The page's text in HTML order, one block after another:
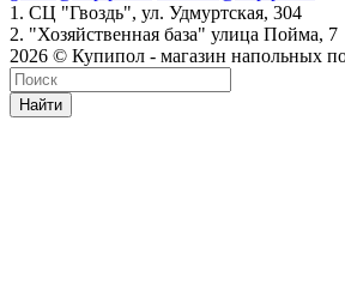
1. СЦ "Гвоздь", ул. Удмуртская, 304
2. "Хозяйственная база" улица Пойма, 7
2026 © Купипол - магазин напольных
Найти